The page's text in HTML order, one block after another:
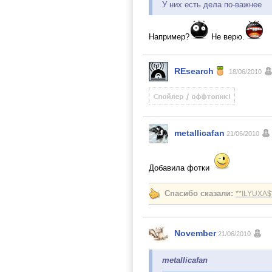
У них есть дела по-важнее
Например? Не верю.
REsearch 18/06/2010
metallicafan 21/06/2010
Добавила фотки
Спасибо сказали:
November 21/06/2010
metallicafan